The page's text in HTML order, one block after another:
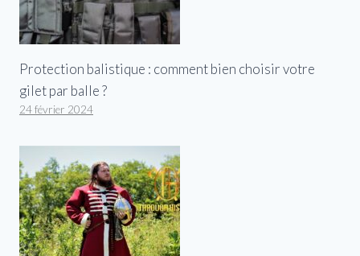
Protection balistique : comment bien choisir votre
gilet par balle ?
24 février 2024